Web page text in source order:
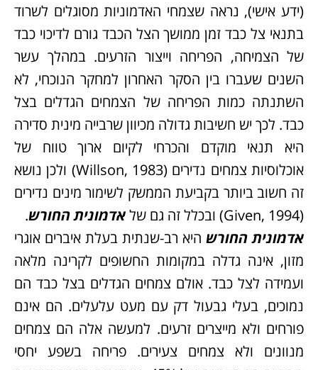
(ידע אישי), נראה שצמחי האדמוניות מסוגלים לשרוד
בתנאי צל כבד זמן ממושך הצל הכבד גורם לדיכוי כבד
של הצמיחה, הפריחה וייצור הזרעים. במהלך עשר
השנים שעברו בין הסקר האחרון למחקר הנוכחי, לא
השתנתה כמות הפריחה של הצמחים הגדלים בצל
כבד. לכך יש חשיבות גדולה מכיוון שרבייה מינית סדירה
היא תנאי מוקדם והכרחי לקיום ארוך טווח של
אוכלוסיות צמחים נדירים (Willson, 1983) ולכן נושא
זה חשוב ביותר בקביעת הממשק לשימור מינים נדירים
(Given, 1994) ובכלל זה גם של
אדמונית החורש.
אדמונית החורש היא רב-שנתית בעלת איברים אוגרי
מזון, אינה גדלה במקומות החשופים לקרינה מלאה
ועמידה לצל כבד. אולם צמחים הגדלים בצל כבד הם
נמוכים, בעלי גבעול דק עם מעט עלעלים. הם אינם
פורחים ולא מייצרים זרעים. למעשה אלה הם צמחים
מנוונים ולא צמחים צעירים. פריחה בשפע יחסי